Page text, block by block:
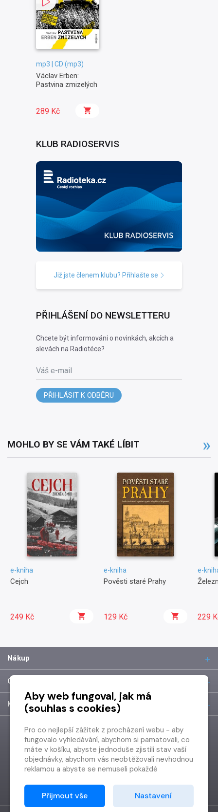
mp3 | CD (mp3)
Václav Erben:
Pastvina zmizelých
289 Kč
KLUB RADIOSERVIS
Již jste členem klubu? Přihlašte se
PŘIHLÁŠENÍ DO NEWSLETTERU
Chcete být informováni o novinkách, akcích a
slevách na Radiotéce?
Váš e-mail
PŘIHLÁSIT K ODBĚRU
MOHLO BY SE VÁM TAKÉ LÍBIT
e-kniha
Cejch
249 Kč
e-kniha
Pověsti staré Prahy
129 Kč
e-
229
Nákup
O společnosti
Kontakt
Aby web fungoval, jak má
(souhlas s cookies)
Pro co nejlepší zážitek z procházení webu - aby
fungovalo vyhledávání, abychom si pamatovali, co
máte v košíku, abyste jednoduše zjistili stav vaší
objednávky, abychom vás neobtěžovali nevhodnou
reklamou a abyste se nemuseli pokaždé
Proto od vás potřebujeme souhlas se
zpracováním souborů cookies
Přijmout vše Nastavení